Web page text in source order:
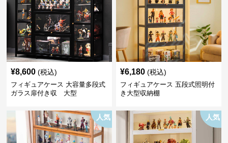
¥8,600 (税込)
フィギュアケース 大容量多段式
ガラス扉付き収 大型
¥6,180 (税込)
フィギュアケース 五段式照明付
き大型収納棚
人気 人気